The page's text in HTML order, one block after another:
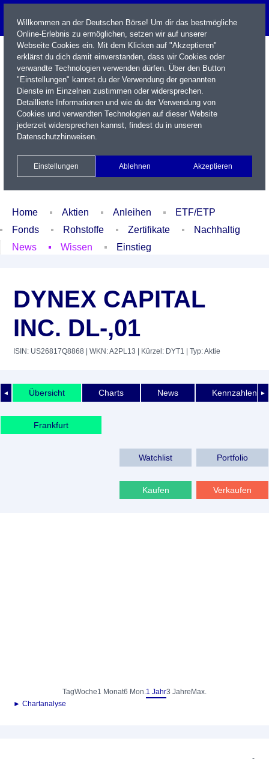
Name / WKN / ISIN / Kürzel
Xetra Realtime
Watchlist Portfolio Login
Home Aktien Anleihen
ETF/ETP
Fonds
Rohstoffe Zertifikate
Nachhaltig
News
Wissen Einstieg
DYNEX CAPITAL
INC. DL-,01
ISIN: US26817Q8868 | WKN: A2PL13 | Kürzel: DYT1 | Typ: Aktie
◄ ►
Übersicht Charts News Kennzahlen
Frankfurt
Watchlist Portfolio
Kaufen Verkaufen
TagWoche1 Monat6 Mon.1 Jahr3 Jahre Max.
► Chartanalyse
-
Willkommen an der Deutschen Börse! Um dir das bestmögliche
Online-Erlebnis zu ermöglichen, setzen wir auf unserer
Webseite Cookies ein. Mit dem Klicken auf "Akzeptieren"
erklärst du dich damit einverstanden, dass wir Cookies oder
verwandte Technologien verwenden dürfen. Über den Button
"Einstellungen" kannst du der Verwendung der genannten
Dienste im Einzelnen zustimmen oder widersprechen.
Detaillierte Informationen und wie du der Verwendung von
Cookies und verwandten Technologien auf dieser Website
jederzeit widersprechen kannst, findest du in unseren
Datenschutzhinweisen.
Einstellungen Ablehnen Akzeptieren